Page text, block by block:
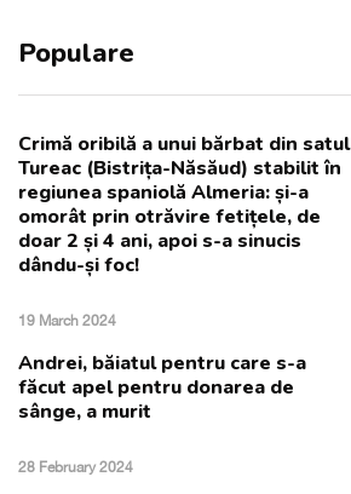
Populare
Crimă oribilă a unui bărbat din satul
Tureac (Bistrița-Năsăud) stabilit în
regiunea spaniolă Almeria: și-a
omorât prin otrăvire fetițele, de
doar 2 și 4 ani, apoi s-a sinucis
dându-și foc!
19 March 2024
Andrei, băiatul pentru care s-a
făcut apel pentru donarea de
sânge, a murit
28 February 2024